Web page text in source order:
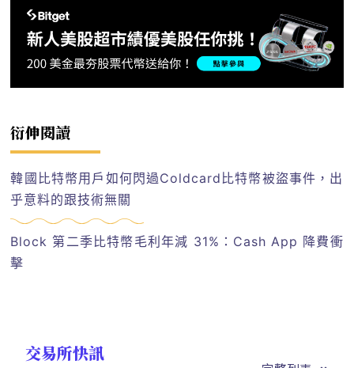
衍伸閱讀
韓國比特幣用戶如何閃過Coldcard比特幣被盜事件，出
乎意料的跟技術無關
Block 第二季比特幣毛利年減 31%：Cash App 降費衝
擊
交易所快訊